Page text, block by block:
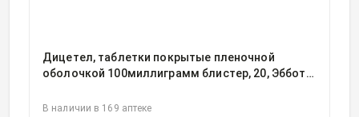
Дицетел, таблетки покрытые пленочной
оболочкой 100миллиграмм блистер, 20, Эбботт
В наличии в 169 аптеке